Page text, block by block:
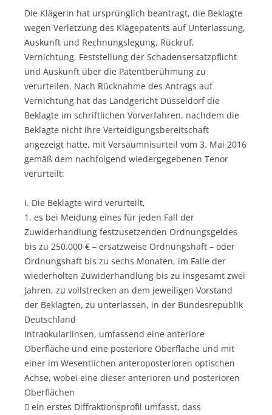
Die Klägerin hat ursprünglich beantragt, die Beklagte
wegen Verletzung des Klagepatents auf Unterlassung,
Auskunft und Rechnungslegung, Rückruf,
Vernichtung, Feststellung der Schadensersatzpflicht
und Auskunft über die Patentberühmung zu
verurteilen. Nach Rücknahme des Antrags auf
Vernichtung hat das Landgericht Düsseldorf die
Beklagte im schriftlichen Vorverfahren, nachdem die
Beklagte nicht ihre Verteidigungsbereitschaft
angezeigt hatte, mit Versäumnisurteil vom 3. Mai 2016
gemäß dem nachfolgend wiedergegebenen Tenor
verurteilt:
I. Die Beklagte wird verurteilt,
1. es bei Meidung eines für jeden Fall der
Zuwiderhandlung festzusetzenden Ordnungsgeldes
bis zu 250.000 € – ersatzweise Ordnungshaft – oder
Ordnungshaft bis zu sechs Monaten, im Falle der
wiederholten Zuwiderhandlung bis zu insgesamt zwei
Jahren, zu vollstrecken an dem jeweiligen Vorstand
der Beklagten, zu unterlassen, in der Bundesrepublik
Deutschland
Intraokularlinsen, umfassend eine anteriore
Oberfläche und eine posteriore Oberfläche und mit
einer im Wesentlichen anteroposterioren optischen
Achse, wobei eine dieser anterioren und posterioren
Oberflächen
 ein erstes Diffraktionsprofil umfasst, dass